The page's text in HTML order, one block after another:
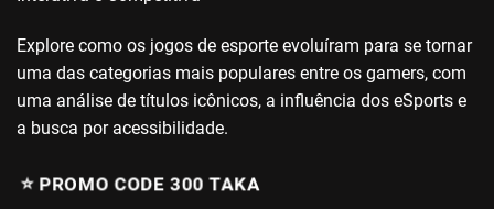
Explore como os jogos de esporte evoluíram para se tornar
uma das categorias mais populares entre os gamers, com
uma análise de títulos icônicos, a influência dos eSports e
a busca por acessibilidade.
⭐️ PROMO CODE 300 TAKA